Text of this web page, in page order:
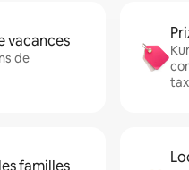
vacances
de
familles